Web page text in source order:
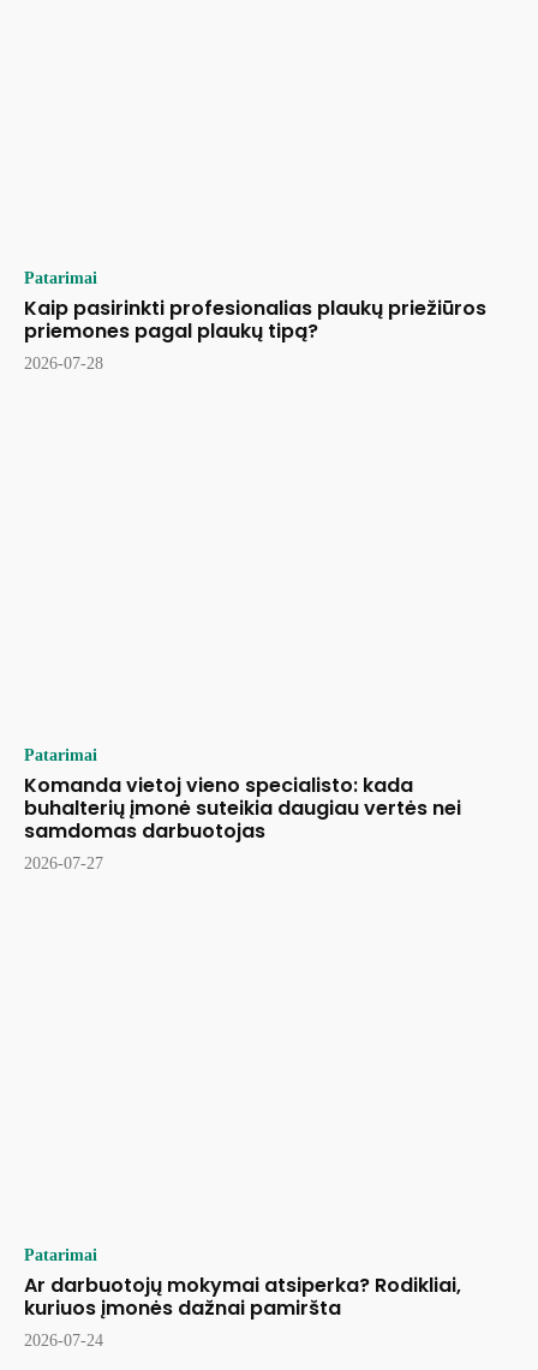
Patarimai
Kaip pasirinkti profesionalias plaukų priežiūros
priemones pagal plaukų tipą?
2026-07-28
Patarimai
Komanda vietoj vieno specialisto: kada
buhalterių įmonė suteikia daugiau vertės nei
samdomas darbuotojas
2026-07-27
Patarimai
Ar darbuotojų mokymai atsiperka? Rodikliai,
kuriuos įmonės dažnai pamiršta
2026-07-24